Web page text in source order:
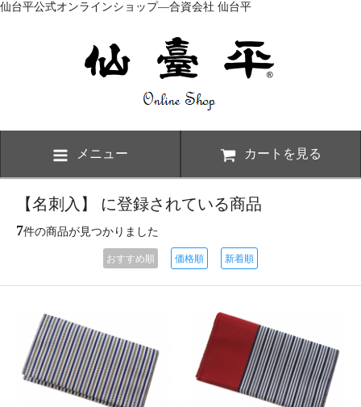
仙台平公式オンラインショップ―合資会社 仙台平
メニュー カートを見る
【名刺入】 に登録されている商品
7件の商品が見つかりました
おすすめ順 価格順 新着順